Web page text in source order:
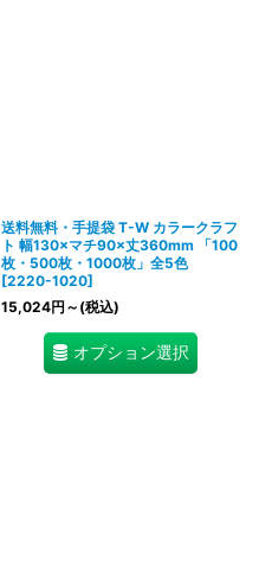
送料無料・手提袋 T-W カラークラフ
ト 幅130×マチ90×丈360mm 「100
枚・500枚・1000枚」全5色
[2220-1020]
15,024円 ～ (税込)
オプション選択